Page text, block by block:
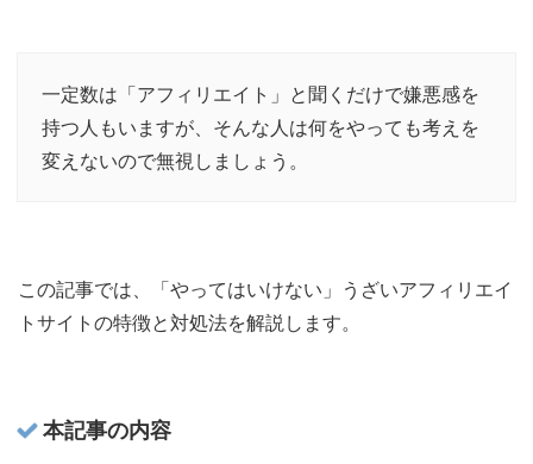
一定数は「アフィリエイト」と聞くだけで嫌悪感を
持つ人もいますが、そんな人は何をやっても考えを
変えないので無視しましょう。
この記事では、「やってはいけない」うざいアフィリエイ
トサイトの特徴と対処法を解説します。
本記事の内容